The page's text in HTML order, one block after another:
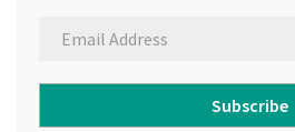
Subscribe